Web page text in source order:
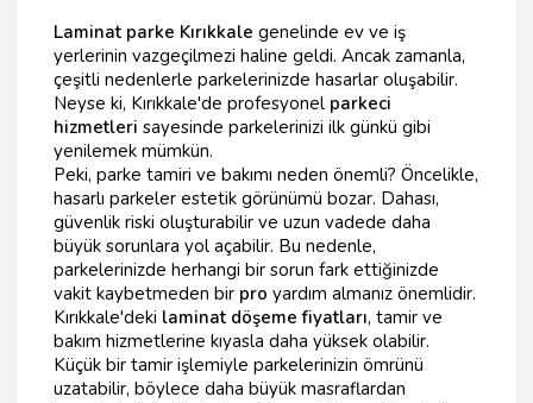
Laminat parke Kırıkkale genelinde ev ve iş
yerlerinin vazgeçilmezi haline geldi. Ancak zamanla,
çeşitli nedenlerle parkelerinizde hasarlar oluşabilir.
Neyse ki, Kırıkkale'de profesyonel parkeci
hizmetleri sayesinde parkelerinizi ilk günkü gibi
yenilemek mümkün.
Peki, parke tamiri ve bakımı neden önemli? Öncelikle,
hasarlı parkeler estetik görünümü bozar. Dahası,
güvenlik riski oluşturabilir ve uzun vadede daha
büyük sorunlara yol açabilir. Bu nedenle,
parkelerinizde herhangi bir sorun fark ettiğinizde
vakit kaybetmeden bir pro yardım almanız önemlidir.
Kırıkkale'deki laminat döşeme fiyatları, tamir ve
bakım hizmetlerine kıyasla daha yüksek olabilir.
Küçük bir tamir işlemiyle parkelerinizin ömrünü
uzatabilir, böylece daha büyük masraflardan